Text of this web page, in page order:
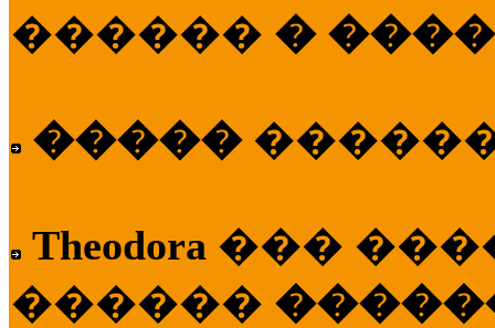
������ �
�����
Theodora ���
������